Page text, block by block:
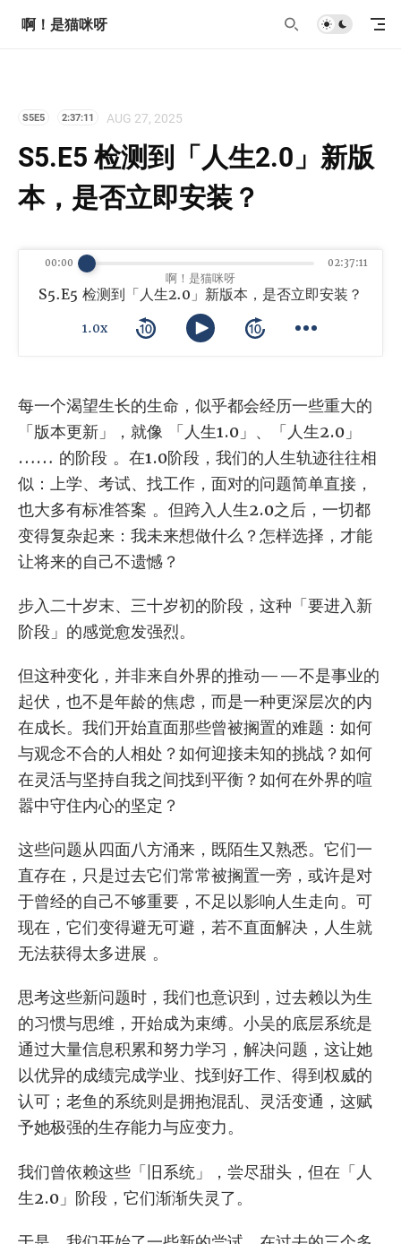
啊！是猫咪呀
S5E5 2:37:11 AUG 27, 2025
S5.E5 检测到「人生2.0」新版
本，是否立即安装？
啊！是猫咪呀
S5.E5 检测到「人生2.0」新版本，是否立即安装？
1.0x
00:00 02:37:11
每一个渴望生长的生命，似乎都会经历一些重大的
「版本更新」，就像 「人生1.0」、「人生2.0」
…… 的阶段 。在1.0阶段，我们的人生轨迹往往相
似：上学、考试、找工作，面对的问题简单直接，
也大多有标准答案 。但跨入人生2.0之后，一切都
变得复杂起来：我未来想做什么？怎样选择，才能
让将来的自己不遗憾？
步入二十岁末、三十岁初的阶段，这种「要进入新
阶段」的感觉愈发强烈。
但这种变化，并非来自外界的推动——不是事业的
起伏，也不是年龄的焦虑，而是一种更深层次的内
在成长。我们开始直面那些曾被搁置的难题：如何
与观念不合的人相处？如何迎接未知的挑战？如何
在灵活与坚持自我之间找到平衡？如何在外界的喧
嚣中守住内心的坚定？
这些问题从四面八方涌来，既陌生又熟悉。它们一
直存在，只是过去它们常常被搁置一旁，或许是对
于曾经的自己不够重要，不足以影响人生走向。可
现在，它们变得避无可避，若不直面解决，人生就
无法获得太多进展 。
思考这些新问题时，我们也意识到，过去赖以为生
的习惯与思维，开始成为束缚。小吴的底层系统是
通过大量信息积累和努力学习，解决问题，这让她
以优异的成绩完成学业、找到好工作、得到权威的
认可；老鱼的系统则是拥抱混乱、灵活变通，这赋
予她极强的生存能力与应变力。
我们曾依赖这些「旧系统」，尝尽甜头，但在「人
生2.0」阶段，它们渐渐失灵了。